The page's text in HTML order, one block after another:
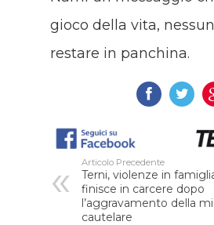
gioco della vita,
restare in panchina.
Articolo Precedente
Terni, violenze in
finisce in carcere dopo
l’aggravamento della
cautelare